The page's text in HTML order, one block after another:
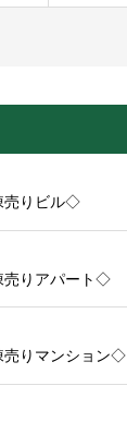
売りビル◇
売りアパート◇
売りマンション◇